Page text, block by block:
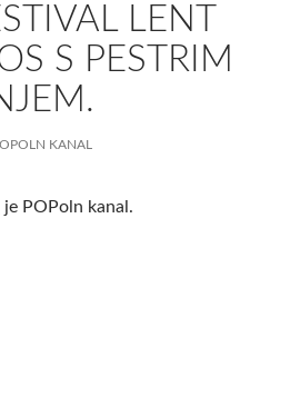
LENT
S PESTRIM
KANAL
je POPoln kanal.